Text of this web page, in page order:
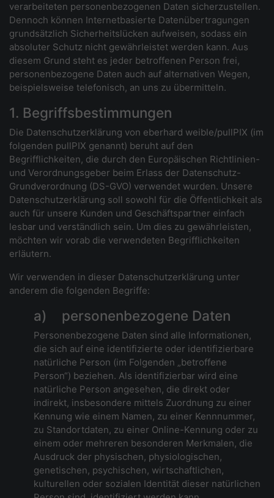
verarbeiteten personenbezogenen Daten sicherzustellen.
Dennoch können Internetbasierte Datenübertragungen
grundsätzlich Sicherheitslücken aufweisen, sodass ein
absoluter Schutz nicht gewährleistet werden kann. Aus
diesem Grund steht es jeder betroffenen Person frei,
personenbezogene Daten auch auf alternativen Wegen,
beispielsweise telefonisch, an uns zu übermitteln.
1. Begriffsbestimmungen
Die Datenschutzerklärung von eberhard weible/pullPIX (im
folgenden pullPIX genannt) beruht auf den
Begrifflichkeiten, die durch den Europäischen Richtlinien-
und Verordnungsgeber beim Erlass der Datenschutz-
Grundverordnung (DS-GVO) verwendet wurden. Unsere
Datenschutzerklärung soll sowohl für die Öffentlichkeit als
auch für unsere Kunden und Geschäftspartner einfach
lesbar und verständlich sein. Um dies zu gewährleisten,
möchten wir vorab die verwendeten Begrifflichkeiten
erläutern.
Wir verwenden in dieser Datenschutzerklärung unter
anderem die folgenden Begriffe:
a) personenbezogene Daten
Personenbezogene Daten sind alle Informationen,
die sich auf eine identifizierte oder identifizierbare
natürliche Person (im Folgenden „betroffene
Person“) beziehen. Als identifizierbar wird eine
natürliche Person angesehen, die direkt oder
indirekt, insbesondere mittels Zuordnung zu einer
Kennung wie einem Namen, zu einer Kennnummer,
zu Standortdaten, zu einer Online-Kennung oder zu
einem oder mehreren besonderen Merkmalen, die
Ausdruck der physischen, physiologischen,
genetischen, psychischen, wirtschaftlichen,
kulturellen oder sozialen Identität dieser natürlichen